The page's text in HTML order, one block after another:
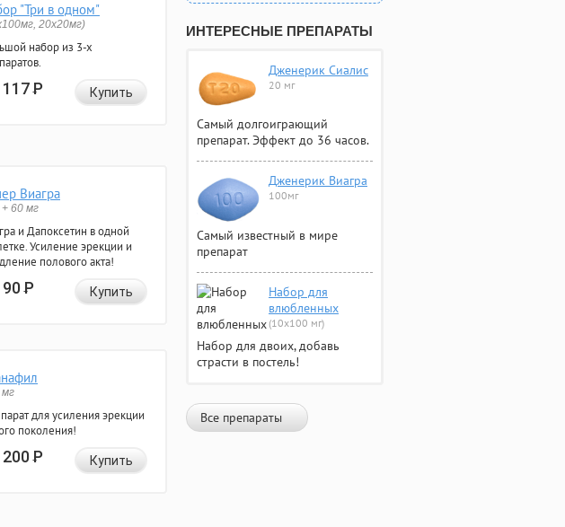
"Три в одном"
20x20мг)
набор из 3-х
117Р Купить
Виагра
60 мг
и Дапоксетин в одной
Усиление эрекции и
полового акта!
90Р Купить
мг
для усиления эрекции
поколения!
200Р Купить
ИНТЕРЕСНЫЕ ПРЕПАРАТЫ
Дженерик Сиалис
20 мг
Самый долгоиграющий
препарат. Эффект до 36 часов.
Дженерик Виагра
100мг
Самый известный в мире
препарат
Набор для
влюбленных
(10х100 мг)
Набор для двоих, добавь
страсти в постель!
Все препараты